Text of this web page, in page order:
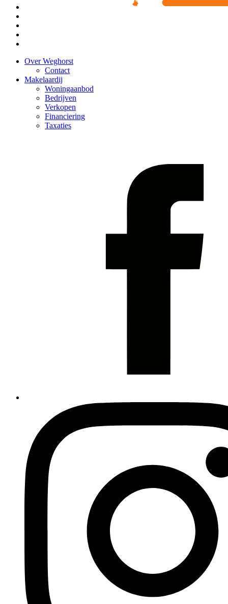
Over Weghorst
Contact
Makelaardij
Woningaanbod
Bedrijven
Verkopen
Financiering
Taxaties